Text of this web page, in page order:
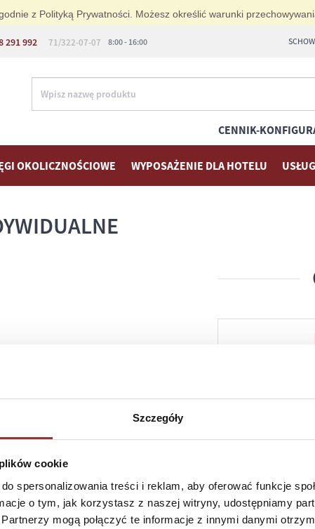
Szczegóły
cookie
spersonalizowania treści i reklam, aby oferować funkcje
o tym, jak korzystasz z naszej witryny, udostępniamy
mogą połączyć te informacje z innymi danymi
z Polityką Prywatności. Możesz określić warunki
291 992 71/322-07-07 8:00 - 16:00
CENNIK-
OKOLICZNOŚCIOWE WYPOSAŻENIE DLA HOTELU
SZYBKI